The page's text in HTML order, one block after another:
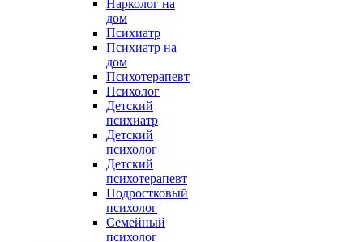
Нарколог на
дом
Психиатр
Психиатр на
дом
Психотерапевт
Психолог
Детский
психиатр
Детский
психолог
Детский
психотерапевт
Подростковый
психолог
Семейный
психолог